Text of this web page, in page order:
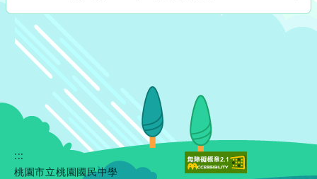
:::
桃園市立桃園國民中學